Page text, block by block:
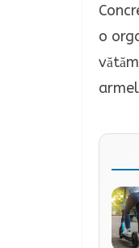
o